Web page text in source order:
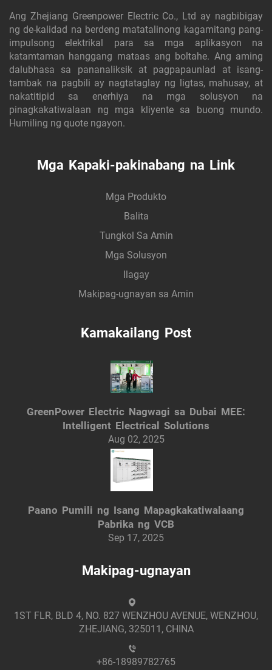
Ang Zhejiang Greenpower Electric Co., Ltd ay nagbibigay
ng de-kalidad na berdeng matatalinong kagamitang pang-
impulsong elektrikal para sa mga aplikasyon na
katamtaman hanggang mataas ang boltahe. Ang aming
dalubhasa sa pananaliksik at pagpapaunlad at isang-
tambak na pagbili ay nagtataglay ng ligtas, mahusay, at
nakatitipid sa enerhiya na mga solusyon na
pinagkakatiwalaan ng mga kliyente sa buong mundo.
Humiling ng quote ngayon.
Mga Kapaki-pakinabang na Link
Mga Produkto
Balita
Tungkol Sa Amin
Mga Solusyon
Ilagay
Makipag-ugnayan sa Amin
Kamakailang Post
GreenPower Electric Nagwagi sa Dubai MEE:
Intelligent Electrical Solutions
Aug 02, 2025
Paano Pumili ng Isang Mapagkakatiwalaang
Pabrika ng VCB
Sep 17, 2025
Makipag-ugnayan
1ST FLR, BLD 4, NO. 827 WENZHOU AVENUE, WENZHOU,
ZHEJIANG, 325011, CHINA
+86-18989782765